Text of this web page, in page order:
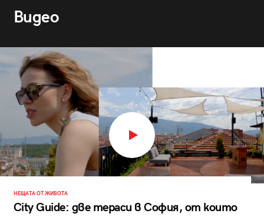
Видео
НЕЩАТА ОТ ЖИВОТА
City Guide: две тераси в София, от които